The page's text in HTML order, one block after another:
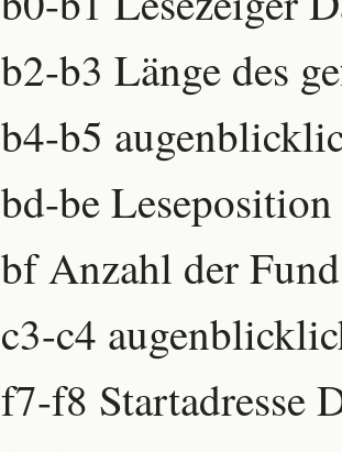
b2-b3 Länge des
b4-b5
bd-be
bf Anzahl der
c3-c4
f7-f8 Startadresse